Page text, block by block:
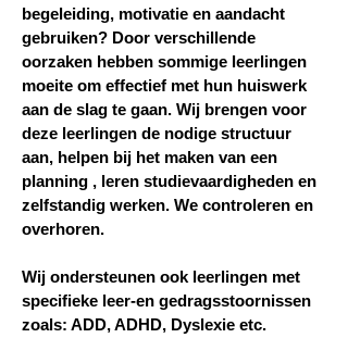
begeleiding, motivatie en aandacht
gebruiken? Door verschillende
oorzaken hebben sommige leerlingen
moeite om effectief met hun huiswerk
aan de slag te gaan. Wij brengen voor
deze leerlingen de nodige structuur
aan, helpen bij het maken van een
planning , leren studievaardigheden en
zelfstandig werken. We controleren en
overhoren.
Wij ondersteunen ook leerlingen met
specifieke leer-en gedragsstoornissen
zoals: ADD, ADHD, Dyslexie etc.